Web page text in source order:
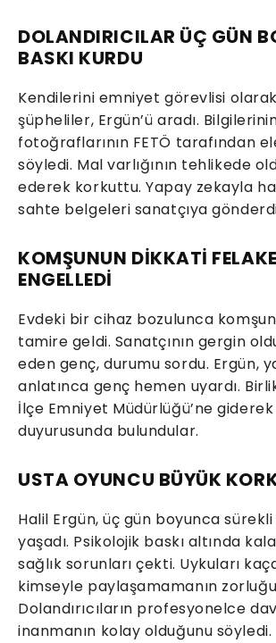
DOLANDIRICILAR ÜÇ GÜN
BASKI KURDU
Kendilerini emniyet görevlisi
şüpheliler, Ergün’ü aradı.
fotoğraflarının FETÖ tarafından
söyledi. Mal varlığının tehlikede
ederek korkuttu. Yapay zekayla
sahte belgeleri sanatçıya
KOMŞUNUN DİKKATİ
ENGELLEDİ
Evdeki bir cihaz bozulunca
tamire geldi. Sanatçının gergin
eden genç, durumu sordu. Ergün,
anlatınca genç hemen uyardı.
İlçe Emniyet Müdürlüğü’ne
duyurusunda bulundular.
USTA OYUNCU BÜYÜK
Halil Ergün, üç gün boyunca
yaşadı. Psikolojik baskı altında
sağlık sorunları çekti. Uykuları
kimseyle paylaşamamanın
Dolandırıcıların profesyonelce
inanmanın kolay olduğunu söyledi.